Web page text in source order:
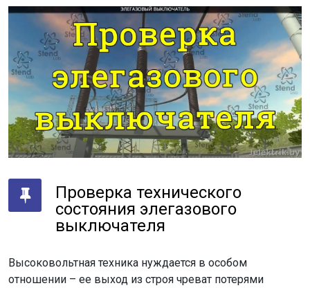
Проверка технического
состояния элегазового
выключателя
Высоковольтная техника нуждается в особом
отношении – ее выход из строя чреват потерями